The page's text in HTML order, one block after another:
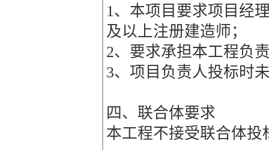
1、本项目要求项目经
及以上注册建造师；
2、要求承担本工程负
3、项目负责人投标时
四、联合体要求
本工程不接受联合体投